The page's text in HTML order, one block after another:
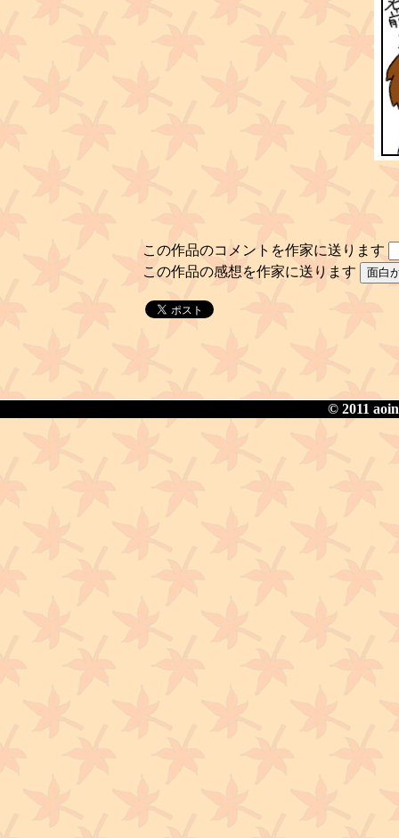
この作品のコメントを作家に送ります
この作品の感想を作家に送ります
© 2011